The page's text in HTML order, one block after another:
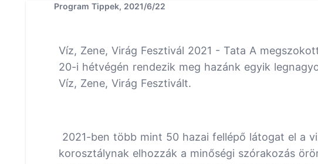
Program Tippek, 2021/6/22
Víz, Zene, Virág Fesztivál 2021 - Tata A
20-i hétvégén rendezik meg hazánk egyik
Víz, Zene, Virág Fesztivált.
2021-ben több mint 50 hazai fellépő látogat el a
korosztálynak elhozzák a minőségi szórakozás